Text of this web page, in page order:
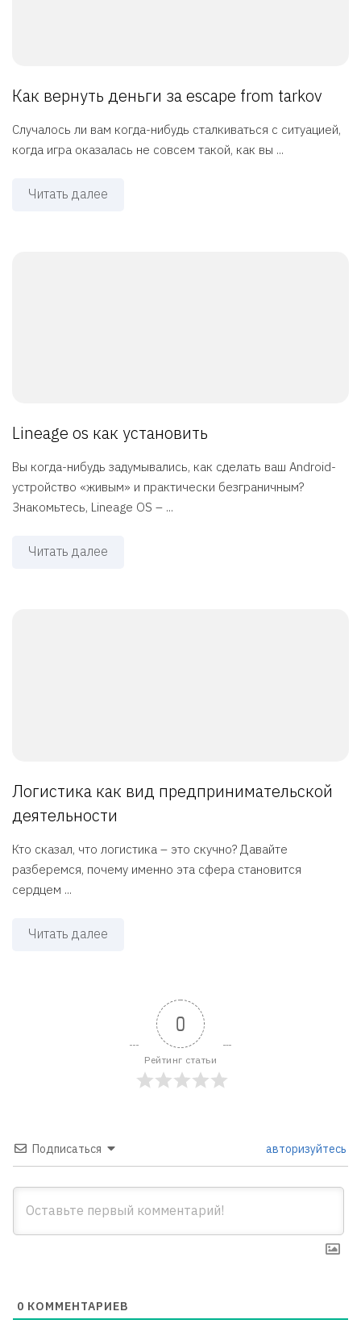
Как вернуть деньги за escape from tarkov
Случалось ли вам когда-нибудь сталкиваться с ситуацией,
когда игра оказалась не совсем такой, как вы ...
Читать далее
Lineage os как установить
Вы когда-нибудь задумывались, как сделать ваш Android-
устройство «живым» и практически безграничным?
Знакомьтесь, Lineage OS – ...
Читать далее
Логистика как вид предпринимательской
деятельности
Кто сказал, что логистика – это скучно? Давайте
разберемся, почему именно эта сфера становится
сердцем ...
Читать далее
0
Рейтинг статьи
Подписаться авторизуйтесь
0 КОММЕНТАРИЕВ